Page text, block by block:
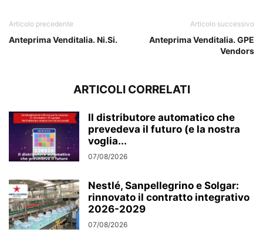
Articolo precedente
Anteprima Venditalia. Ni.Si.
Articolo successivo
Anteprima Venditalia. GPE
Vendors
ARTICOLI CORRELATI
Il distributore automatico che
prevedeva il futuro (e la nostra
voglia...
07/08/2026
Nestlé, Sanpellegrino e Solgar:
rinnovato il contratto integrativo
2026-2029
07/08/2026